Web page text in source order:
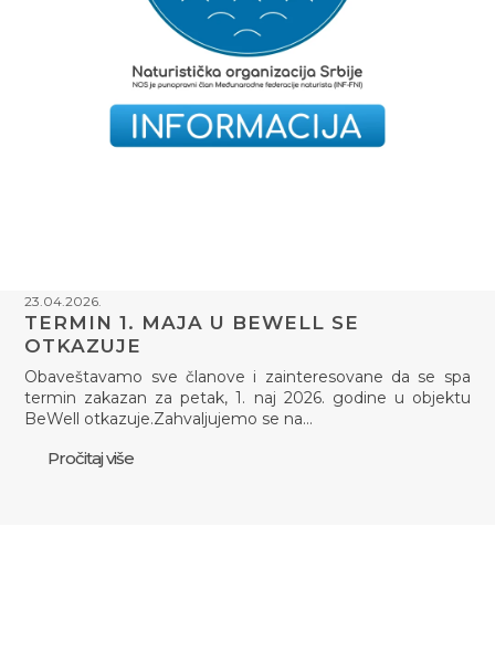
23.04.2026.
TERMIN 1. MAJA U BEWELL SE
OTKAZUJE
Obaveštavamo sve članove i zainteresovane da se spa
termin zakazan za petak, 1. naj 2026. godine u objektu
BeWell otkazuje.Zahvaljujemo se na…
Pročitaj više